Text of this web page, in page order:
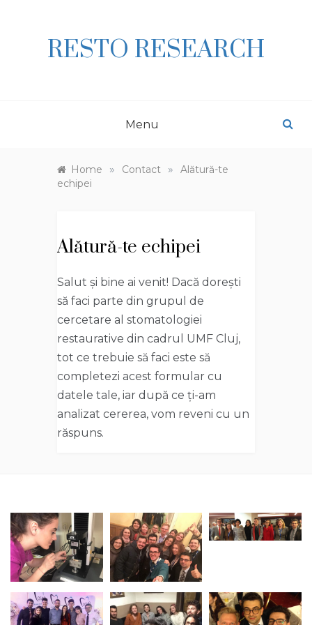
RESTO RESEARCH
Menu
Home » Contact »
Alătură-te
echipei
Alătură-te echipei
Salut și bine ai venit! Dacă dorești
să faci parte din grupul de
cercetare al stomatologiei
restaurative din cadrul UMF Cluj,
tot ce trebuie să faci este să
completezi acest formular cu
datele tale, iar după ce ți-am
analizat cererea, vom reveni cu un
răspuns.